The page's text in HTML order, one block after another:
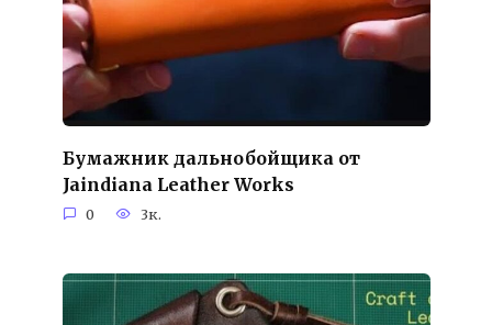
Бумажник дальнобойщика от
Jaindiana Leather Works
0 3к.